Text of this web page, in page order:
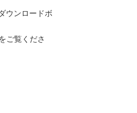
の修正を
ウンロードボ
をご覧くださ